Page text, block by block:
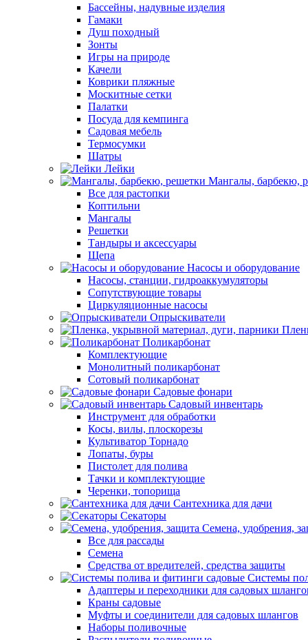
Бассейны, надувные изделия
Гамаки
Душ походный
Зонты
Игры на природе
Качели
Коврики пляжные
Москитные сетки
Палатки
Посуда для кемпинга
Садовая мебель
Термосумки
Шатры
Лейки
Мангалы, барбекю,
Все для растопки
Коптильни
Мангалы
Решетки
Тандыры и аксессуары
Щепа
Насосы и оборудование
Насосы, станции, гидроаккумуляторы
Сопутствующие товары
Циркуляционные насосы
Опрыскиватели
Поликарбонат
Комплектующие
Монолитный поликарбонат
Сотовый поликарбонат
Садовые фонари
Садовый инвентарь
Инструмент для обработки
Косы, вилы, плоскорезы
Культиватор Торнадо
Лопаты, буры
Пистолет для полива
Тачки и комплектующие
Черенки, топорища
Сантехника для дачи
Секаторы
Семена, удобрения,
Все для рассады
Семена
Средства от вредителей, средства защиты
Системы
Адаптеры и переходники для садовых
Краны садовые
Муфты и соединители для садовых шлангов
Наборы поливочные